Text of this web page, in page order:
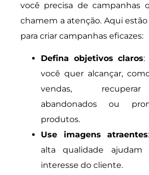
você precisa de campanhas
chamem a atenção. Aqui
para criar campanhas eficazes:
Defina objetivos claros:
você quer alcançar,
vendas,
abandonados ou
produtos.
Use imagens atraentes
alta qualidade
interesse do cliente.